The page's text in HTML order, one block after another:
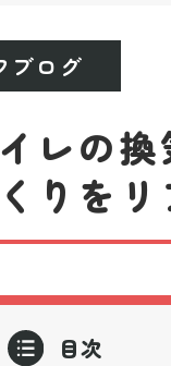
ブログ
レの
りを
目次